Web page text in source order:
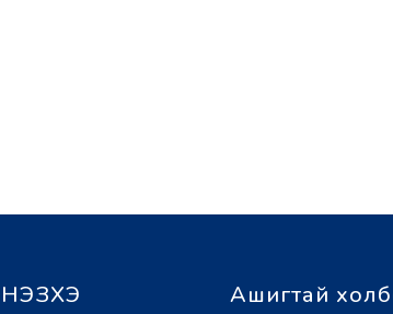
Ашигтай